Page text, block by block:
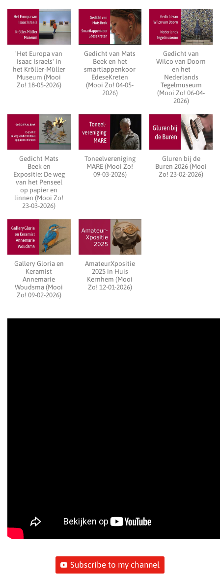
'Het Europa van
Isaac Israels' in
het Kröller-Müller
Museum (Mooi
Zo! 18-05-2026)
Gedicht van Mats
Beek en het
smartlappenkoor
EdeseKreten
(Mooi Zo! 04-05-
2026)
Gedicht van
Wilco van Doorn
en het
Nederlands
Tegelmuseum
(Mooi Zo! 06-04-
2026)
Gedicht Mats
Beek en
Expositie: De weg
van het Penseel
op papier en
linnen (Mooi Zo!
23-03-2026)
Toneelvereniging
MARE (Mooi Zo!
09-03-2026)
Gluren bij de
Buren 2026 (Mooi
Zo! 23-02-2026)
Gallery Gloria en
Keramist
Annemarie
Woudsma (Mooi
Zo! 09-02-2026)
AmateurXpositie
2025 in Huis
Kernhem (Mooi
Zo! 12-01-2026)
Subscribe to my channel